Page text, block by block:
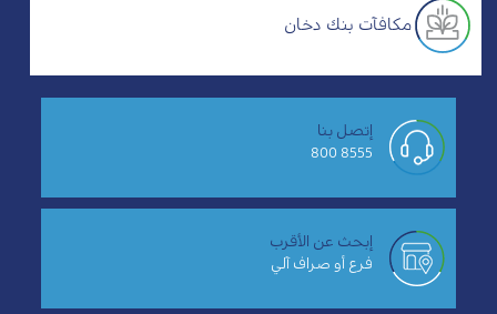
مكافآت بنك دخان
إتصل بنا
8555 800
إبحث عن الأقرب
فرع أو صراف آلي